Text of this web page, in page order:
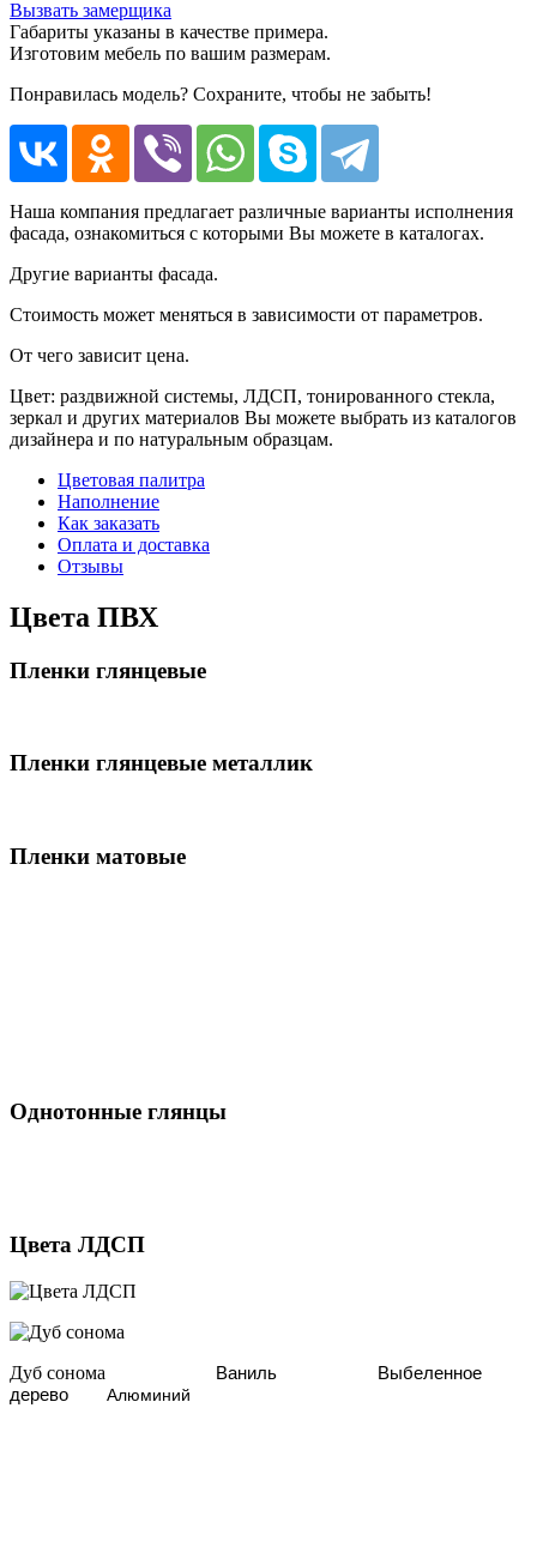
Вызвать замерщика
Габариты указаны в качестве примера.
Изготовим мебель по вашим размерам.
Понравилась модель? Сохраните, чтобы не забыть!
Наша компания предлагает различные варианты исполнения
фасада, ознакомиться с которыми Вы можете в каталогах.
Другие варианты фасада.
Стоимость может меняться в зависимости от параметров.
От чего зависит цена.
Цвет: раздвижной системы, ЛДСП, тонированного стекла,
зеркал и других материалов Вы можете выбрать из каталогов
дизайнера и по натуральным образцам.
Цветовая палитра
Наполнение
Как заказать
Оплата и доставка
Отзывы
Цвета ПВХ
Пленки глянцевые
Пленки глянцевые металлик
Пленки матовые
Однотонные глянцы
Цвета ЛДСП
Дуб сонома Ваниль Выбеленное
дерево Алюминий